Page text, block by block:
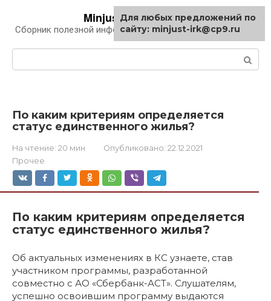
контенту
Minjust-irk.ru
Сборник полезной информации про автомобили
По каким критериям определяется
статус единственного жилья?
На чтение: 20 мин Опубликовано: 22.12.2021
Прочее
По каким критериям определяется
статус единственного жилья?
Об актуальных изменениях в КС узнаете, став
участником программы, разработанной
совместно с АО «Сбербанк-АСТ». Слушателям,
успешно освоившим программу выдаются
Для любых предложений по
сайту: minjust-irk@cp9.ru